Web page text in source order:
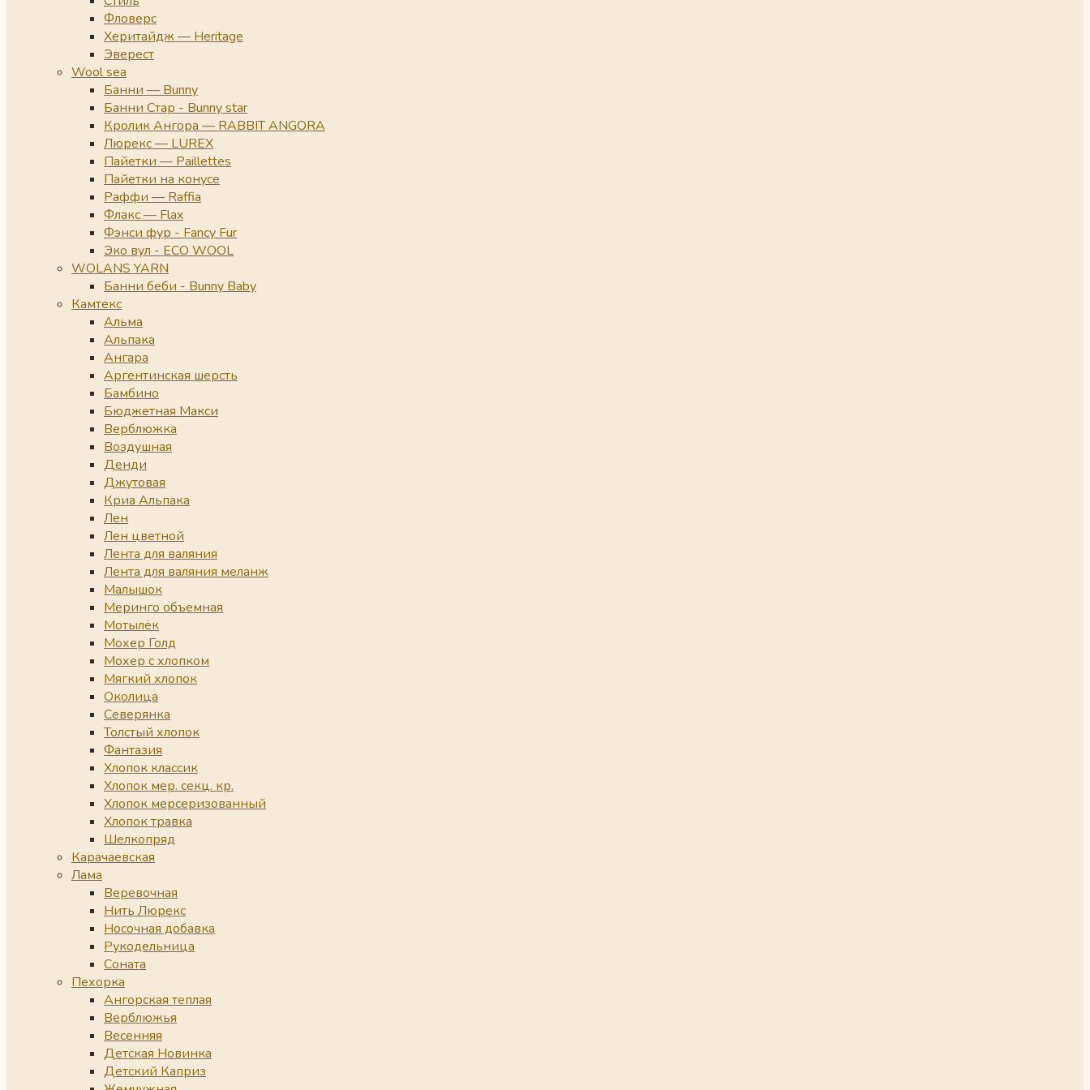
Фловерс
Херитайдж — Heritage
Эверест
Wool sea
Банни — Bunny
Банни Стар - Bunny star
Кролик Ангора — RABBIT ANGORA
Люрекс — LUREX
Пайетки — Paillettes
Пайетки на конусе
Раффи — Raffia
Флакс — Flax
Фэнси фур - Fancy Fur
Эко вул - ECO WOOL
WOLANS YARN
Банни беби - Bunny Baby
Камтекс
Альма
Альпака
Ангара
Аргентинская шерсть
Бамбино
Бюджетная Макси
Верблюжка
Воздушная
Денди
Джутовая
Криа Альпака
Лен
Лен цветной
Лента для валяния
Лента для валяния меланж
Малышок
Меринго объемная
Мотылёк
Мохер Голд
Мохер с хлопком
Мягкий хлопок
Околица
Северянка
Толстый хлопок
Фантазия
Хлопок классик
Хлопок мер. секц. кр.
Хлопок мерсеризованный
Хлопок травка
Шелкопряд
Карачаевская
Лама
Веревочная
Нить Люрекс
Носочная добавка
Рукодельница
Соната
Пехорка
Ангорская теплая
Верблюжья
Весенняя
Детская Новинка
Детский Каприз